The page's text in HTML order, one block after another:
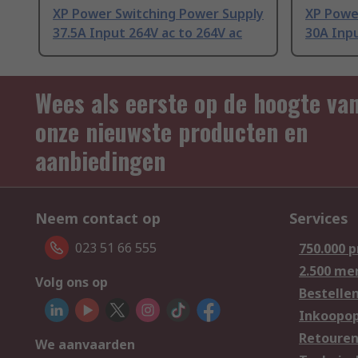
XP Power Switching Power Supply
37.5A Input 264V ac to 264V ac
XP
30A
Wees als eerste op de hoogte
onze nieuwste producten en
aanbiedingen
Neem contact op
023 51 66 555
Volg ons op
We aanvaarden
Services
750.000
2.500
Retouren